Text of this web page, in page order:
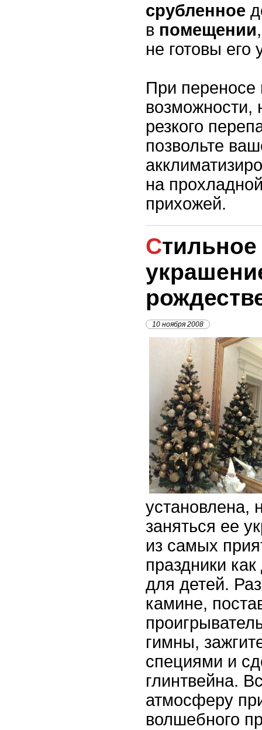
срубленное
в помещении
не готовы его
При
возможности,
резкого
позвольте
на
прихожей.
Стильное Рождество –
10 ноября 2008
установлена,
заняться ее
из самых
праздники
для детей.
камине,
гимны,
специями и
глинтвейна.
атмосферу
волшебного